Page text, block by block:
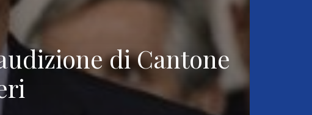
di Cantone